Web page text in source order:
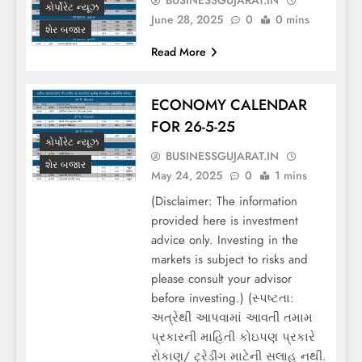
કોર્પોરેટ ન્યૂઝ
શેર બજાર
June 28, 2025
0
0 mins
Read More
કોર્પોરેટ ન્યૂઝ
શેર બજાર
ECONOMY CALENDAR
FOR 26-5-25
BUSINESSGUJARAT.IN
May 24, 2025
0 1 mins
(Disclaimer: The information
provided here is investment
advice only. Investing in the
markets is subject to risks and
please consult your advisor
before investing.) (સ્પષ્ટતા:
અત્રેથી આપવામાં આવતી તમામ
પ્રકારની માહિતી કોઇપણ પ્રકારે
રોકાણ/ ટ્રેડીંગ માટેની સલાહ નથી.